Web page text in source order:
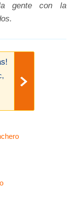
gente con la